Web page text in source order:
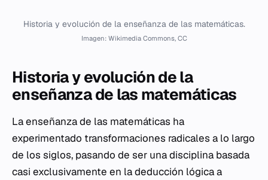
Historia y evolución de la enseñanza de las matemáticas.
Imagen: Wikimedia Commons, CC
Historia y evolución de la
enseñanza de las matemáticas
La enseñanza de las matemáticas ha
experimentado transformaciones radicales a lo largo
de los siglos, pasando de ser una disciplina basada
casi exclusivamente en la deducción lógica a